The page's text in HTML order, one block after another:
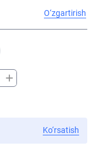
O‘zgartirish
Ko‘rsatish